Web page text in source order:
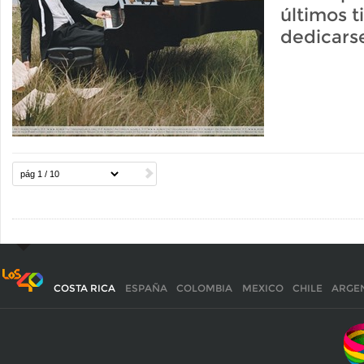
últimos
COSTA RICA ESPAÑA COLOMBIA MEXICO CHILE